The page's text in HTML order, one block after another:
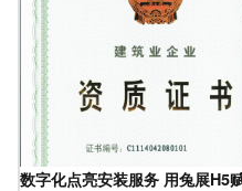
数字化点亮安装服务 用兔展H5